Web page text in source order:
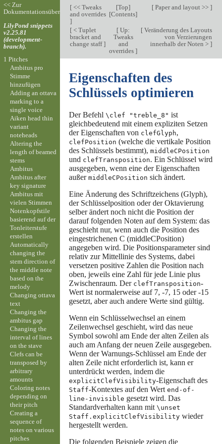
[<< Tweaks
and overrides
]
[Top]
[Contents]
[Paper and layout >> ]
[< Tuplet
bracket and
change staff]
[ Up:
Tweaks
and
overrides]
[Veränderung des Layouts
von Verzierungen
innerhalb der Noten > ]
Eigenschaften des
Schlüssels optimieren
Der Befehl \clef "treble_8" ist
gleichbedeutend mit einem expliziten Setzen
der Eigenschaften von clefGlyph,
clefPosition (welche die vertikale Position
des Schlüssels bestimmt), middleCPosition
und clefTransposition. Ein Schlüssel wird
ausgegeben, wenn eine der Eigenschaften
außer middleCPosition sich ändert.
Eine Änderung des Schriftzeichens (Glyph),
der Schlüsselposition oder der Oktavierung
selber ändert noch nicht die Position der
darauf folgenden Noten auf dem System: das
geschieht nur, wenn auch die Position des
eingestrichenen C (middleCPosition)
angegeben wird. Die Positionsparameter sind
relativ zur Mittellinie des Systems, dabei
versetzen positive Zahlen die Position nach
oben, jeweils eine Zahl für jede Linie plus
Zwischenraum. Der clefTransposition-
Wert ist normalerweise auf 7, -7, 15 oder -15
gesetzt, aber auch andere Werte sind gültig.
Wenn ein Schlüsselwechsel an einem
Zeilenwechsel geschieht, wird das neue
Symbol sowohl am Ende der alten Zeilen als
auch am Anfang der neuen Zeile ausgegeben.
Wenn der Warnungs-Schlüssel am Ende der
alten Zeile nicht erforderlich ist, kann er
unterdrückt werden, indem die
explicitClefVisibility-Eigenschaft des
Staff-Kontextes auf den Wert end-of-
line-invisible gesetzt wird. Das
Standardverhalten kann mit \unset
Staff.explicitClefVisibilitywieder
hergestellt werden.
Die folgenden Beispiele zeigen die
<< Zur
Dokumentationsübersicht
LilyPond snippets
v2.25.81
(development-
branch).
1 Pitches
Ambitus pro
Stimme
hinzufügen
Adding an ottava
marking to a
single voice
Aiken head thin
variant
noteheads
Altering the
length of beamed
stems
Ambitus
Ambitus after
key signature
Ambitus mit
vielen Stimmen
Notenkopfstile
basierend auf der
Tonleiterstufe
erstellen
Automatically
changing the
stem direction of
the middle note
based on the
melody
Changing ottava
text
Changing the
ambitus gap
Changing the
interval of lines
on the stave
Clefs can be
transposed by
arbitrary
amounts
Coloring notes
depending on
their pitch
Creating a
sequence of
notes on various
pitches